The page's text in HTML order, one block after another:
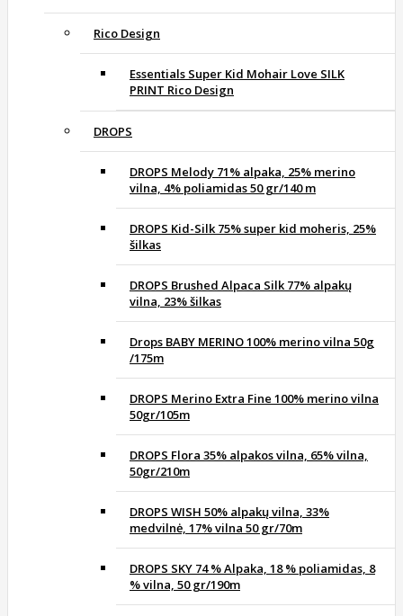
Rico Design
Essentials Super Kid Mohair Love SILK
PRINT Rico Design
DROPS
DROPS Melody 71% alpaka, 25% merino
vilna, 4% poliamidas 50 gr/140 m
DROPS Kid-Silk 75% super kid moheris, 25%
šilkas
DROPS Brushed Alpaca Silk 77% alpakų
vilna, 23% šilkas
Drops BABY MERINO 100% merino vilna 50g
/175m
DROPS Merino Extra Fine 100% merino vilna
50gr/105m
DROPS Flora 35% alpakos vilna, 65% vilna,
50gr/210m
DROPS WISH 50% alpakų vilna, 33%
medvilnė, 17% vilna 50 gr/70m
DROPS SKY 74 % Alpaka, 18 % poliamidas, 8
% vilna, 50 gr/190m